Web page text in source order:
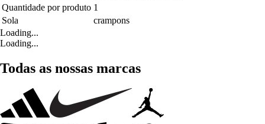
Quantidade por produto 1
Sola
crampons
Loading...
Loading...
Todas as nossas marcas